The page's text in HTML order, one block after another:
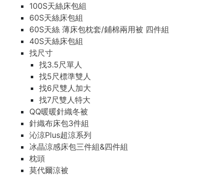
100S天絲床包組
60S天絲床包組
60S天絲 薄床包枕套/鋪棉兩用被 四件組
40S天絲床包組
找尺寸
找3.5尺單人
找5尺標準雙人
找6尺雙人加大
找7尺雙人特大
QQ暖暖針織冬被
針織布床包3件組
沁涼Plus超涼系列
冰晶涼感床包三件組&四件組
枕頭
莫代爾涼被